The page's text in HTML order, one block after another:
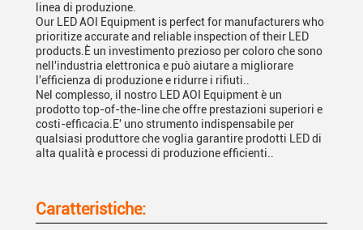
linea di produzione.
Our LED AOI Equipment is perfect for manufacturers who
prioritize accurate and reliable inspection of their LED
products.È un investimento prezioso per coloro che sono
nell'industria elettronica e può aiutare a migliorare
l'efficienza di produzione e ridurre i rifiuti..
Nel complesso, il nostro LED AOI Equipment è un
prodotto top-of-the-line che offre prestazioni superiori e
costi-efficacia.E' uno strumento indispensabile per
qualsiasi produttore che voglia garantire prodotti LED di
alta qualità e processi di produzione efficienti..
Caratteristiche: